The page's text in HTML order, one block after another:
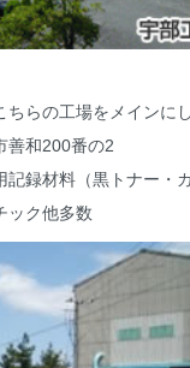
ちらの工場をメインに
善和200番の2
記録材料（黒トナー・
ック他多数